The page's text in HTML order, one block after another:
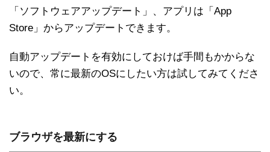
「ソフトウェアアップデート」、アプリは「App
Store」からアップデートできます。
自動アップデートを有効にしておけば手間もかからな
いので、常に最新のOSにしたい方は試してみてくださ
い。
ブラウザを最新にする